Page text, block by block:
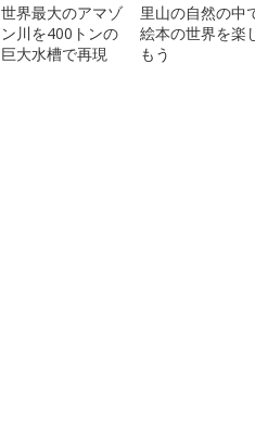
世界最大のアマゾ
ン川を400トンの
巨大水槽で再現
里山の自然の中
絵本の世界を楽
もう